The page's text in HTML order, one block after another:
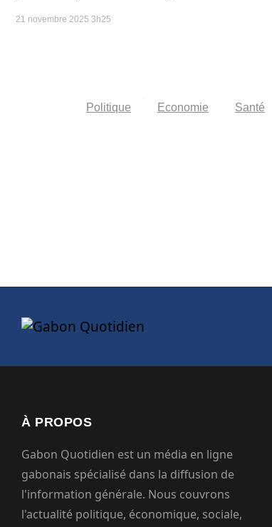
21 novembre 2025 3h25
Politique Economie Santé
À PROPOS
Gabon Quotidien est un média en ligne
gabonais spécialisé dans la diffusion de
l'information générale. Nous couvrons
l'actualité politique, économique, sociale,